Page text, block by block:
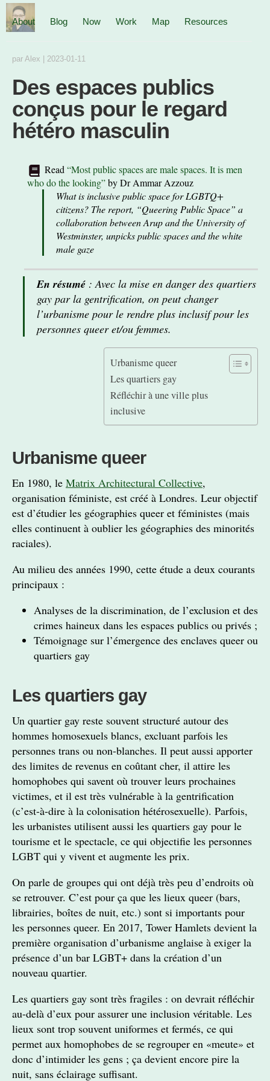
About Blog Now Work Map Resources
par Alex 2023-01-11
Des espaces publics
conçus pour le regard
hétéro masculin
Read “Most public spaces are male spaces. It is men
who do the looking”byDr Ammar Azzouz
What is inclusive public space for LGBTQ+
citizens? The report, “Queering Public Space” a
collaboration between Arup and the University of
Westminster, unpicks public spaces and the white
male gaze
En résumé : Avec la mise en danger des quartiers
gay par la gentrification, on peut changer
l’urbanisme pour le rendre plus inclusif pour les
personnes queer et/ou femmes.
Urbanisme queer
Les quartiers gay
Réfléchir à une ville plus
inclusive
Urbanisme queer
En 1980, le Matrix Architectural Collective,
organisation féministe, est créé à Londres. Leur objectif
est d’étudier les géographies queer et féministes (mais
elles continuent à oublier les géographies des minorités
raciales).
Au milieu des années 1990, cette étude a deux courants
principaux :
Analyses de la discrimination, de l’exclusion et des
crimes haineux dans les espaces publics ou privés ;
Témoignage sur l’émergence des enclaves queer ou
quartiers gay
Les quartiers gay
Un quartier gay reste souvent structuré autour des
hommes homosexuels blancs, excluant parfois les
personnes trans ou non-blanches. Il peut aussi apporter
des limites de revenus en coûtant cher, il attire les
homophobes qui savent où trouver leurs prochaines
victimes, et il est très vulnérable à la gentrification
(c’est-à-dire à la colonisation hétérosexuelle). Parfois,
les urbanistes utilisent aussi les quartiers gay pour le
tourisme et le spectacle, ce qui objectifie les personnes
LGBT qui y vivent et augmente les prix.
On parle de groupes qui ont déjà très peu d’endroits où
se retrouver. C’est pour ça que les lieux queer (bars,
librairies, boîtes de nuit, etc.) sont si importants pour
les personnes queer. En 2017, Tower Hamlets devient la
première organisation d’urbanisme anglaise à exiger la
présence d’un bar LGBT+ dans la création d’un
nouveau quartier.
Les quartiers gay sont très fragiles : on devrait réfléchir
au-delà d’eux pour assurer une inclusion véritable. Les
lieux sont trop souvent uniformes et fermés, ce qui
permet aux homophobes de se regrouper en «meute» et
donc d’intimider les gens ; ça devient encore pire la
nuit, sans éclairage suffisant.